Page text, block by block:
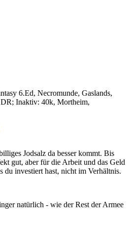
6.Ed, Necromunde, Gaslands,
Inaktiv: 40k, Mortheim,
Jodsalz da besser kommt. Bis
gut, aber für die Arbeit und das Geld
du investiert hast, nicht im Verhältnis.
natürlich - wie der Rest der Armee